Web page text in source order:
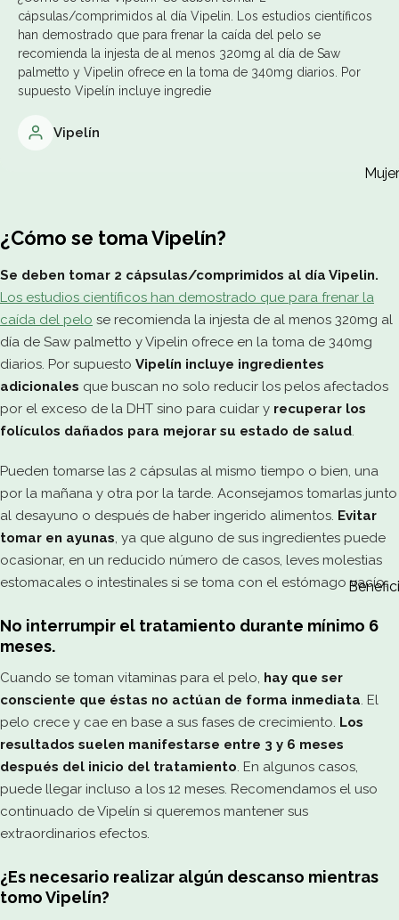
Mujer
cápsulas/comprimidos al día Vipelin. Los estudios científicos
han demostrado que para frenar la caída del pelo se
recomienda la injesta de al menos 320mg al día de Saw
palmetto y Vipelin ofrece en la toma de 340mg diarios. Por
supuesto Vipelín incluye ingredie
Vipelín
¿Cómo se toma Vipelín?
Se deben tomar 2 cápsulas/comprimidos al día Vipelin.
Los estudios científicos han demostrado que para frenar la
caída del pelo se recomienda la injesta de al menos 320mg al
día de Saw palmetto y Vipelin ofrece en la toma de 340mg
diarios. Por supuesto Vipelín incluye ingredientes
adicionales que buscan no solo reducir los pelos afectados
por el exceso de la DHT sino para cuidar y recuperar los
folículos dañados para mejorar su estado de salud.
Pueden tomarse las 2 cápsulas al mismo tiempo o bien, una
por la mañana y otra por la tarde. Aconsejamos tomarlas junto
al desayuno o después de haber ingerido alimentos. Evitar
tomar en ayunas, ya que alguno de sus ingredientes puede
ocasionar, en un reducido número de casos, leves molestias
estomacales o intestinales si se toma con el estómago vacío.
No interrumpir el tratamiento durante mínimo 6
meses.
Cuando se toman vitaminas para el pelo, hay que ser
consciente que éstas no actúan de forma inmediata. El
pelo crece y cae en base a sus fases de crecimiento. Los
resultados suelen manifestarse entre 3 y 6 meses
después del inicio del tratamiento. En algunos casos,
puede llegar incluso a los 12 meses. Recomendamos el uso
continuado de Vipelín si queremos mantener sus
extraordinarios efectos.
¿Es necesario realizar algún descanso mientras
tomo Vipelín?